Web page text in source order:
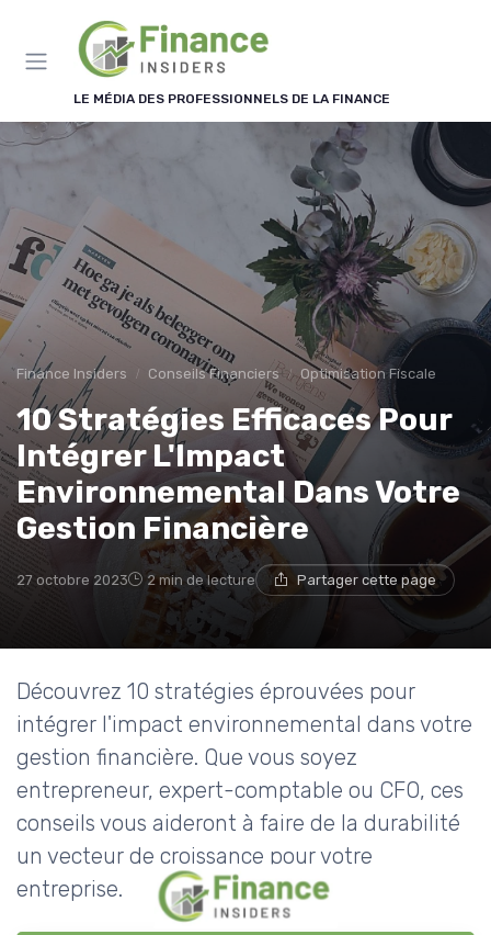
LE MÉDIA DES PROFESSIONNELS DE LA FINANCE
Finance Insiders Conseils Financiers Optimisation Fiscale
10 Stratégies Efficaces Pour
Intégrer L'Impact
Environnemental Dans Votre
Gestion Financière
27 octobre 2023 2 min de lecture Partager cette page
Découvrez 10 stratégies éprouvées pour
intégrer l'impact environnemental dans votre
gestion financière. Que vous soyez
entrepreneur, expert-comptable ou CFO, ces
conseils vous aideront à faire de la durabilité
un vecteur de croissance pour votre
entreprise.